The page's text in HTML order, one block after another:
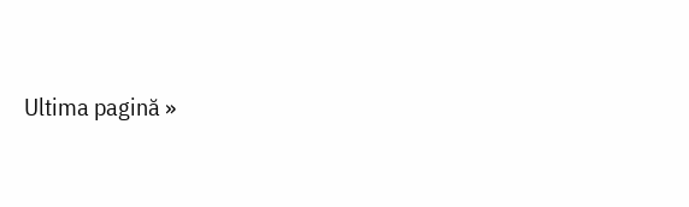
Last page
Ultima pagină »